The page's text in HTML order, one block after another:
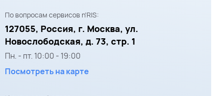
По вопросам сервисов n'RIS:
127055, Россия, г. Москва, ул.
Новослободская, д. 73, стр. 1
Пн. - пт. 10:00 - 19:00
Посмотреть на карте